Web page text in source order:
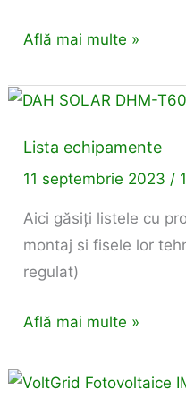
Află mai multe »
Lista echipamente
11 septembrie 2023 /
Aici găsiți listele cu
montaj si fisele lor
regulat)
Lista
Află mai multe »
Sisteme